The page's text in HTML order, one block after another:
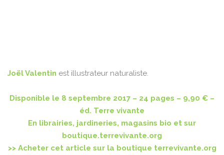
Joël Valentin est illustrateur naturaliste.
Disponible le 8 septembre 2017 – 24 pages – 9,90 € –
éd. Terre vivante
En librairies, jardineries, magasins bio et sur
boutique.terrevivante.org
>> Acheter cet article sur la boutique terrevivante.org